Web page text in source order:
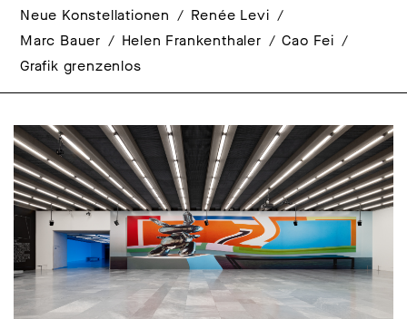
Neue Konstellationen
Renée Levi
Marc Bauer
Helen Frankenthaler
Cao Fei
Grafik grenzenlos